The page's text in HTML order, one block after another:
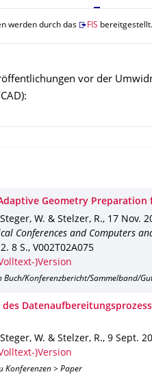
werden durch das FIS bereitgestellt.
vor der
Geometry Preparation
W. & Stelzer, R., 17 Nov.
Conferences and Computers
. 8 S., V002T02A075
)Version
Buch/Konferenzbericht/Sammelband/
W. & Stelzer, R., 9 Sept.
)Version
Konferenzen > Paper